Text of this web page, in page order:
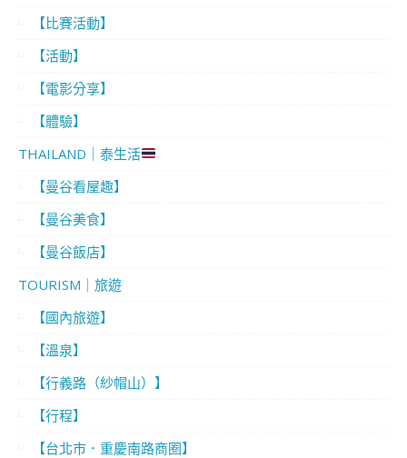
【比賽活動】
【活動】
【電影分享】
【體驗】
THAILAND｜泰生活
【曼谷看屋趣】
【曼谷美食】
【曼谷飯店】
TOURISM｜旅遊
【國內旅遊】
【溫泉】
【行義路（紗帽山）】
【行程】
【台北市．重慶南路商圈】